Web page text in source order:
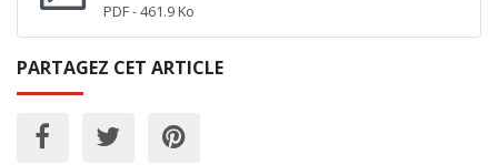
PDF- 461.9 Ko
PARTAGEZ CET ARTICLE